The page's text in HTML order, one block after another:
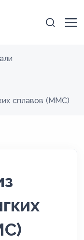
сплавов (ММС)